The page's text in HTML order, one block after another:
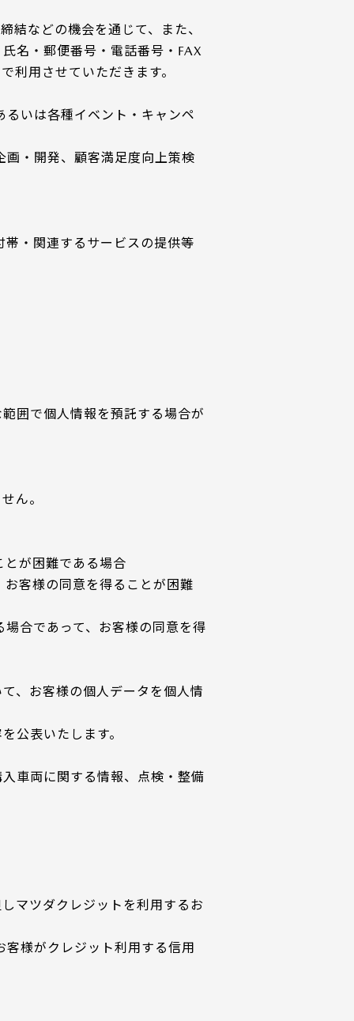
結などの機会を通じて、また、
名・郵便番号・電話番号・FAX
利用させていただきます。
いは各種イベント・キャンペ
・開発、顧客満足度向上策検
・関連するサービスの提供等
囲で個人情報を預託する場合が
ん。
が困難である場合
客様の同意を得ることが困難
合であって、お客様の同意を得
、お客様の個人データを個人情
公表いたします。
車両に関する情報、点検・整備
マツダクレジットを利用するお
様がクレジット利用する信用